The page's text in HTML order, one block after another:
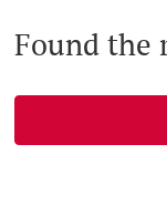
Found the